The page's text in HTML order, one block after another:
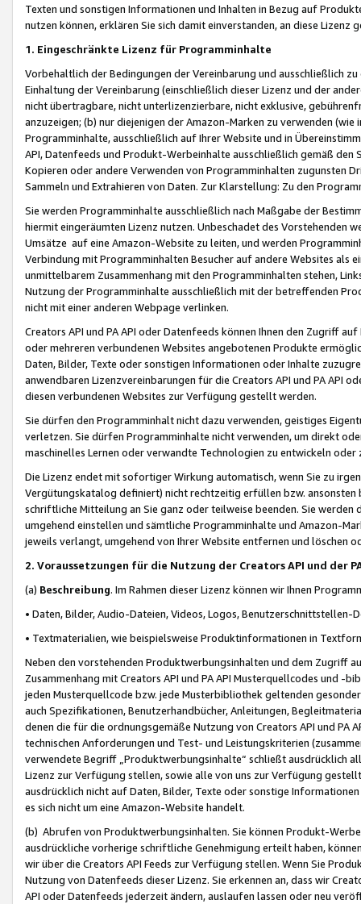
Texten und sonstigen Informationen und Inhalten in Bezug auf
nutzen können, erklären Sie sich damit einverstanden, an diese Lizenz
1. Eingeschränkte Lizenz für Programminhalte
Vorbehaltlich der Bedingungen der Vereinbarung und ausschließlich
Einhaltung der Vereinbarung (einschließlich dieser Lizenz und der
nicht übertragbare, nicht unterlizenzierbare, nicht exklusive,
anzuzeigen; (b) nur diejenigen der Amazon-Marken zu verwenden
Programminhalte, ausschließlich auf Ihrer Website und in
API, Datenfeeds und Produkt-Werbeinhalte ausschließlich gemäß
Kopieren oder andere Verwenden von Programminhalten zugunsten
Sammeln und Extrahieren von Daten. Zur Klarstellung: Zu den
Sie werden Programminhalte ausschließlich nach Maßgabe der
hiermit eingeräumten Lizenz nutzen. Unbeschadet des Vorstehenden
Umsätze auf eine Amazon-Website zu leiten, und werden
Verbindung mit Programminhalten Besucher auf andere Websites als
unmittelbarem Zusammenhang mit den Programminhalten stehen,
Nutzung der Programminhalte ausschließlich mit der betreffenden
nicht mit einer anderen Webpage verlinken.
Creators API und PA API oder Datenfeeds können Ihnen den Zugriff
oder mehreren verbundenen Websites angebotenen Produkte
Daten, Bilder, Texte oder sonstigen Informationen oder Inhalte
anwendbaren Lizenzvereinbarungen für die Creators API und PA API
diesen verbundenen Websites zur Verfügung gestellt werden.
Sie dürfen den Programminhalt nicht dazu verwenden, geistiges
verletzen. Sie dürfen Programminhalte nicht verwenden, um direkt
maschinelles Lernen oder verwandte Technologien zu entwickeln
Die Lizenz endet mit sofortiger Wirkung automatisch, wenn Sie zu
Vergütungskatalog definiert) nicht rechtzeitig erfüllen bzw. ansonsten
schriftliche Mitteilung an Sie ganz oder teilweise beenden. Sie werden
umgehend einstellen und sämtliche Programminhalte und Amazon-
jeweils verlangt, umgehend von Ihrer Website entfernen und löschen
2. Voraussetzungen für die Nutzung der Creators API und der
(a) Beschreibung. Im Rahmen dieser Lizenz können wir Ihnen
• Daten, Bilder, Audio-Dateien, Videos, Logos, Benutzerschnittstellen-
• Textmaterialien, wie beispielsweise Produktinformationen in
Neben den vorstehenden Produktwerbungsinhalten und dem Zugriff
Zusammenhang mit Creators API und PA API Musterquellcodes und
jeden Musterquellcode bzw. jede Musterbibliothek geltenden
auch Spezifikationen, Benutzerhandbücher, Anleitungen,
denen die für die ordnungsgemäße Nutzung von Creators API und PA
technischen Anforderungen und Test- und Leistungskriterien
verwendete Begriff „Produktwerbungsinhalte“ schließt ausdrücklich
Lizenz zur Verfügung stellen, sowie alle von uns zur Verfügung
ausdrücklich nicht auf Daten, Bilder, Texte oder sonstige
es sich nicht um eine Amazon-Website handelt.
(b) Abrufen von Produktwerbungsinhalten. Sie können Produkt-
ausdrückliche vorherige schriftliche Genehmigung erteilt haben,
wir über die Creators API Feeds zur Verfügung stellen. Wenn Sie
Nutzung von Datenfeeds dieser Lizenz. Sie erkennen an, dass wir
API oder Datenfeeds jederzeit ändern, auslaufen lassen oder neu